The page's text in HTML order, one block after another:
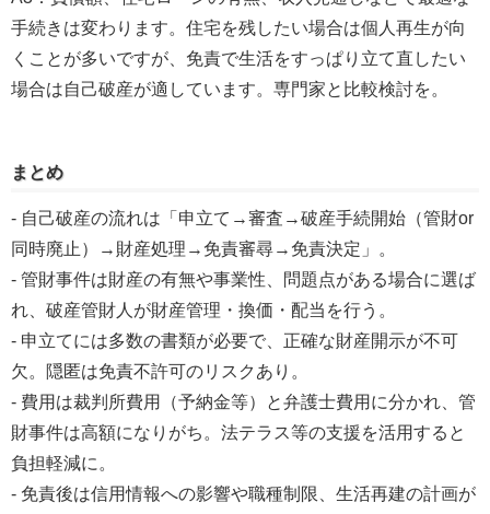
手続きは変わります。住宅を残したい場合は個人再生が向
くことが多いですが、免責で生活をすっぱり立て直したい
場合は自己破産が適しています。専門家と比較検討を。
まとめ
- 自己破産の流れは「申立て→審査→破産手続開始（管財or
同時廃止）→財産処理→免責審尋→免責決定」。
- 管財事件は財産の有無や事業性、問題点がある場合に選ば
れ、破産管財人が財産管理・換価・配当を行う。
- 申立てには多数の書類が必要で、正確な財産開示が不可
欠。隠匿は免責不許可のリスクあり。
- 費用は裁判所費用（予納金等）と弁護士費用に分かれ、管
財事件は高額になりがち。法テラス等の支援を活用すると
負担軽減に。
- 免責後は信用情報への影響や職種制限、生活再建の計画が